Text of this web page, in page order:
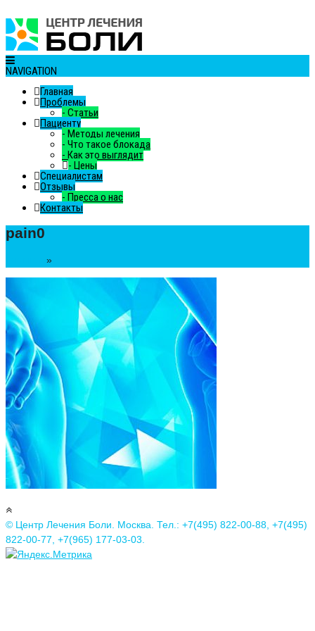
NAVIGATION
Главная
Проблемы
- Статьи
Пациенту
- Методы лечения
- Что такое блокада
- Как это выглядит
- Цены
Специалистам
Отзывы
- Пресса о нас
Контакты
pain0
»
© Центр Лечения Боли. Москва. Тел.: +7(495) 822-00-88, +7(495)
822-00-77, +7(965) 177-03-03.